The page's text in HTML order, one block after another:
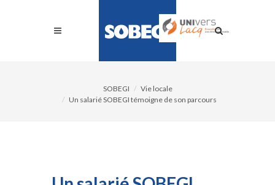
SOBEGI
Vie locale
Un salarié SOBEGI témoigne de son parcours